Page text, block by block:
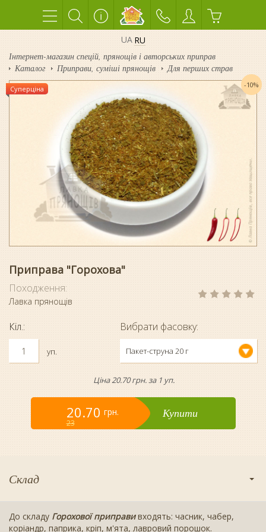
UA RU
Інтернет-магазин спецій, прянощів і авторських приправ
Каталог
Приправи, суміші прянощів Для перших страв
Суперціна -10%
Приправа "Горохова"
Походження:
Лавка прянощів
Кіл.:
уп.
Вибрати фасовку:
Пакет-струна 20 г
Ціна 20.70 грн. за 1 уп.
23
20.70 грн. Купити
Склад
До складу Горохової приправивходять: часник, чабер,
коріандр, паприка, кріп, м'ята, лавровий порошок.